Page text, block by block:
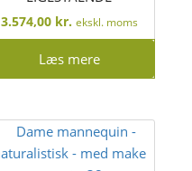
3.574,00 kr. ekskl. moms
Læs mere